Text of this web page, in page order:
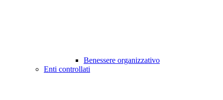
Benessere organizzativo
Enti controllati